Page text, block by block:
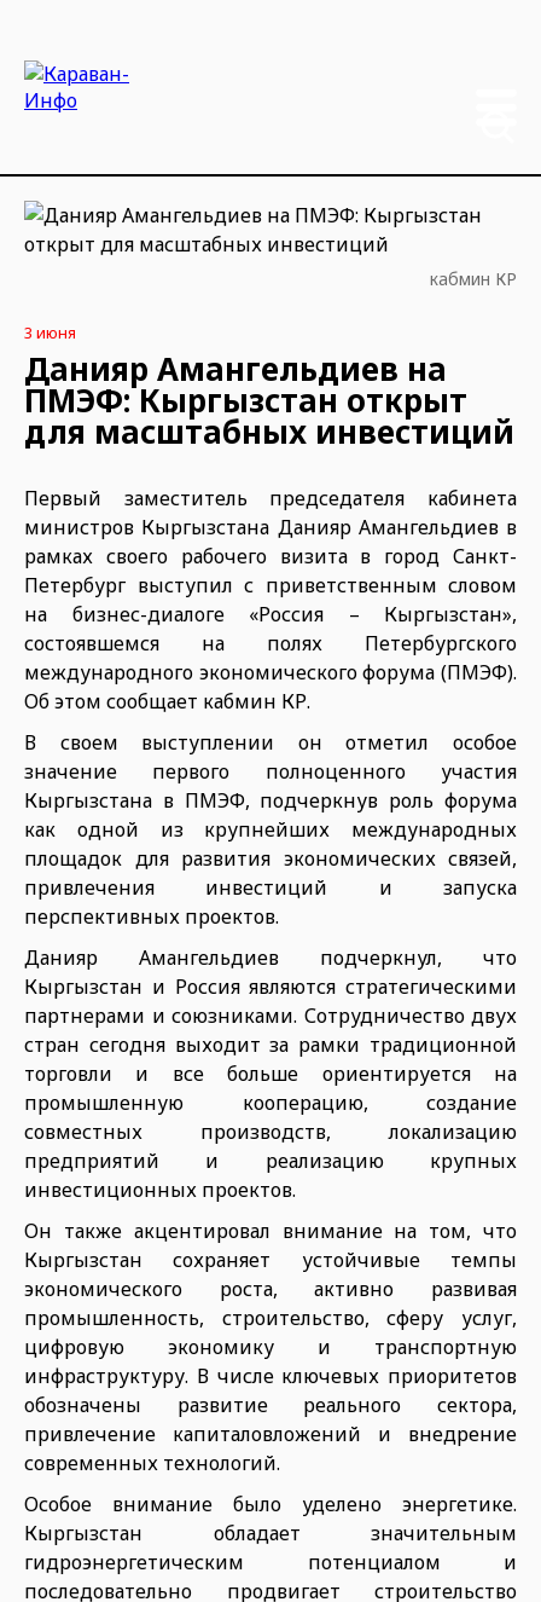
кабмин КР
3 июня
Данияр Амангельдиев на
ПМЭФ: Кыргызстан открыт
для масштабных инвестиций
Первый заместитель председателя кабинета
министров Кыргызстана Данияр Амангельдиев в
рамках своего рабочего визита в город Санкт-
Петербург выступил с приветственным словом
на бизнес-диалоге «Россия – Кыргызстан»,
состоявшемся на полях Петербургского
международного экономического форума (ПМЭФ).
Об этом сообщает кабмин КР.
В своем выступлении он отметил особое
значение первого полноценного участия
Кыргызстана в ПМЭФ, подчеркнув роль форума
как одной из крупнейших международных
площадок для развития экономических связей,
привлечения инвестиций и запуска
перспективных проектов.
Данияр Амангельдиев подчеркнул, что
Кыргызстан и Россия являются стратегическими
партнерами и союзниками. Сотрудничество двух
стран сегодня выходит за рамки традиционной
торговли и все больше ориентируется на
промышленную кооперацию, создание
совместных производств, локализацию
предприятий и реализацию крупных
инвестиционных проектов.
Он также акцентировал внимание на том, что
Кыргызстан сохраняет устойчивые темпы
экономического роста, активно развивая
промышленность, строительство, сферу услуг,
цифровую экономику и транспортную
инфраструктуру. В числе ключевых приоритетов
обозначены развитие реального сектора,
привлечение капиталовложений и внедрение
современных технологий.
Особое внимание было уделено энергетике.
Кыргызстан обладает значительным
гидроэнергетическим потенциалом и
последовательно продвигает строительство